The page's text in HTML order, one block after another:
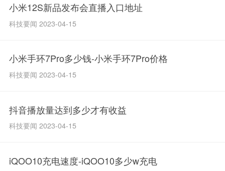
小米12S新品发布会直播入口地址
科技要闻 2023-04-15
小米手环7Pro多少钱-小米手环7Pro价格
科技要闻 2023-04-15
抖音播放量达到多少才有收益
科技要闻 2023-04-15
iQOO10充电速度-iQOO10多少w充电